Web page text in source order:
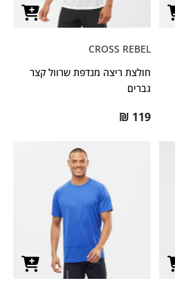
CROSS REBEL
חולצת ריצה מנדפת שרוול קצר
גברים
₪ 119